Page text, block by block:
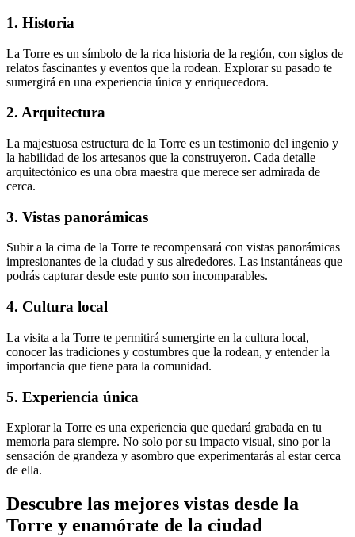
1. Historia
La Torre es un símbolo de la rica historia de la región, con siglos de
relatos fascinantes y eventos que la rodean. Explorar su pasado te
sumergirá en una experiencia única y enriquecedora.
2. Arquitectura
La majestuosa estructura de la Torre es un testimonio del ingenio y
la habilidad de los artesanos que la construyeron. Cada detalle
arquitectónico es una obra maestra que merece ser admirada de
cerca.
3. Vistas panorámicas
Subir a la cima de la Torre te recompensará con vistas panorámicas
impresionantes de la ciudad y sus alrededores. Las instantáneas que
podrás capturar desde este punto son incomparables.
4. Cultura local
La visita a la Torre te permitirá sumergirte en la cultura local,
conocer las tradiciones y costumbres que la rodean, y entender la
importancia que tiene para la comunidad.
5. Experiencia única
Explorar la Torre es una experiencia que quedará grabada en tu
memoria para siempre. No solo por su impacto visual, sino por la
sensación de grandeza y asombro que experimentarás al estar cerca
de ella.
Descubre las mejores vistas desde la
Torre y enamórate de la ciudad